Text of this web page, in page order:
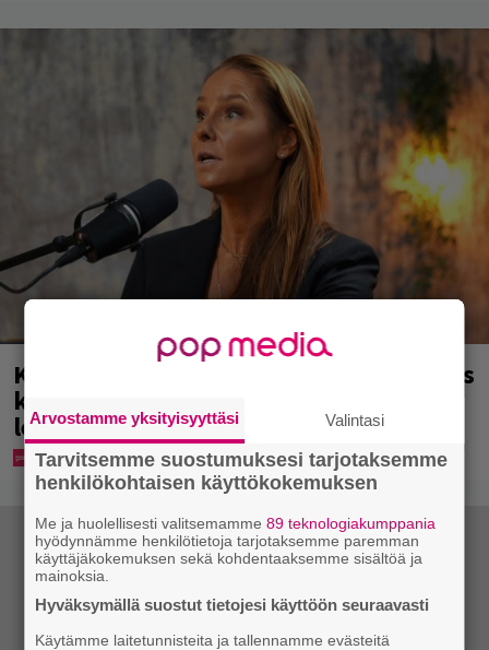
Karita Tykän ja Sami Saikkosen rakkaus
kukoistaa – vähäpukeista hempeilyä ja
leveitä virnistyksiä laiturilla
Arvostamme yksityisyyttäsi Valintasi
Tarvitsemme suostumuksesi tarjotaksemme
henkilökohtaisen käyttökokemuksen
Me ja huolellisesti valitsemamme89 teknologiakumppania
hyödynnämme henkilötietoja tarjotaksemme paremman
käyttäjäkokemuksen sekä kohdentaaksemme sisältöä ja
mainoksia.
Hyväksymällä suostut tietojesi käyttöön seuraavasti
Käytämme laitetunnisteita ja tallennamme evästeitä